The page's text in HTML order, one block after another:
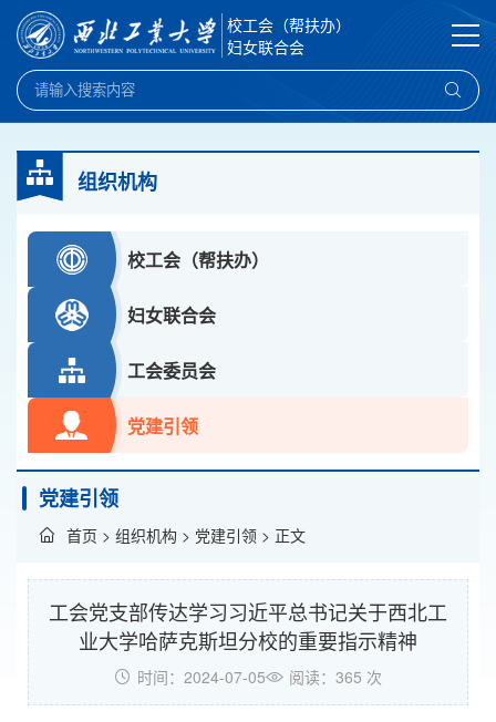
校工会（帮扶办）
妇女联合会
组织机构
校工会（帮扶办）
妇女联合会
工会委员会
党建引领
党建引领
首页 > 组织机构 > 党建引领 > 正文
工会党支部传达学习习近平总书记关于西北工
业大学哈萨克斯坦分校的重要指示精神
时间：2024-07-05 阅读： 365 次